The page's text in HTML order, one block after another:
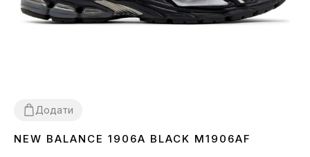
Додати
3637 3839404142 4344 45
NEW BALANCE 1906A BLACK M1906AF